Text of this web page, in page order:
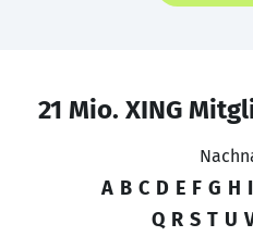
21 Mio. XING
A B C D E F G H I
Q R S T U